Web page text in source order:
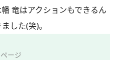
竜はアクションもできるん
した(笑)。
ージ